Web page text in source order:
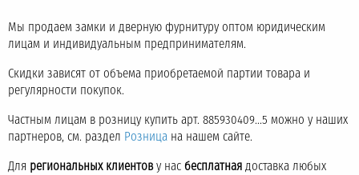
Мы продаем замки и дверную фурнитуру оптом юридическим
лицам и индивидуальным предпринимателям.
Скидки зависят от объема приобретаемой партии товара и
регулярности покупок.
Частным лицам в розницу купить арт. 885930409...5 можно у наших
партнеров, см. раздел Розница на нашем сайте.
Для региональных клиентову нас бесплатная доставка любых